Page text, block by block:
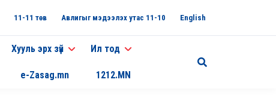
11-11 төв Авлигыг мэдээлэх утас 11-10 English
Хууль эрх зүй Ил тод
e-Zasag.mn 1212.MN